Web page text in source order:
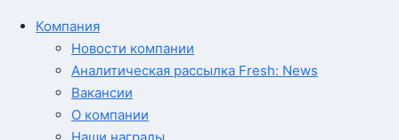
Компания
Новости компании
Аналитическая рассылка Fresh: News
Вакансии
О компании